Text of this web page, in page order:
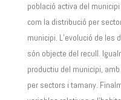
població activa del
com la distribució per
municipi. L’evolució de les
són objecte del recull.
productiu del municipi,
per sectors i tamany.